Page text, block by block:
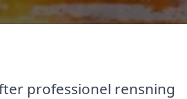
professionel rensning